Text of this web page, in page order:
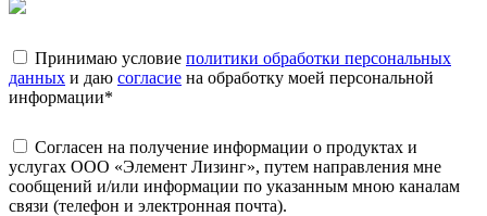
Принимаю условие политики обработки персональных
данных и даю согласие на обработку моей персональной
информации*
Согласен на получение информации о продуктах и
услугах ООО «Элемент Лизинг», путем направления мне
сообщений и/или информации по указанным мною каналам
связи (телефон и электронная почта).